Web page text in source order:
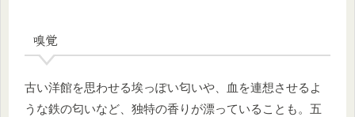
嗅覚
古い洋館を思わせる埃っぽい匂いや、血を連想させるよ
うな鉄の匂いなど、独特の香りが漂っていることも。五